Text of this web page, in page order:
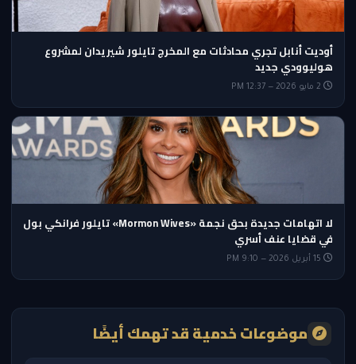
أوديت أنابل تجري محادثات مع المخرج تايلور شيريدان لمشروع
هوليوودي جديد
لا اتهامات جديدة بحق نجمة «Mormon Wives» تايلور فرانكي بول
في قضايا عنف أسري
موضوعات خدمية قد تهمك أيضًا